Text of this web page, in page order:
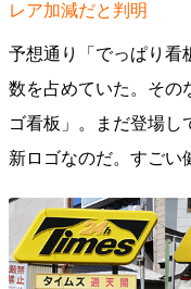
レア加減だと判明
予想通り「でっぱり看
数を占めていた。その
ゴ看板」。まだ登場し
新ロゴなのだ。すごい